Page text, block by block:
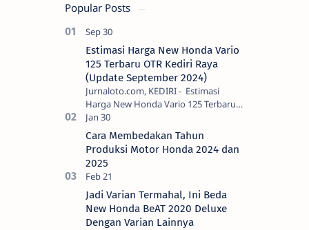
Popular Posts
Estimasi Harga New Honda Vario
125 Terbaru OTR Kediri Raya
(Update September 2024)
Jurnaloto.com, KEDIRI - Estimasi
Harga New Honda Vario 125 Terbaru
OTR Kediri Raya (Update September
2024) Brosis sekalian, PT Astra Honda
Motor (AH…
Cara Membedakan Tahun
Produksi Motor Honda 2024 dan
2025
Jadi Varian Termahal, Ini Beda
New Honda BeAT 2020 Deluxe
Dengan Varian Lainnya